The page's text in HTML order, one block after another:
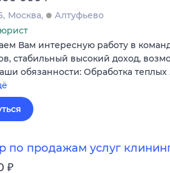
Москва
Алтуфьево
Вам интересную работу в
стабильный высокий доход,
обязанности: Обработка
по продажам услуг
₽